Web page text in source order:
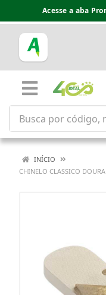
Acesse a aba
INÍCIO
CHINELO CLASSICO